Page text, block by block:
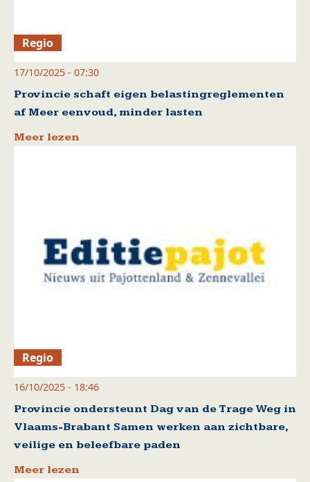
Regio
17/10/2025 - 07:30
Provincie schaft eigen belastingreglementen
af Meer eenvoud, minder lasten
Meer lezen
Regio
16/10/2025 - 18:46
Provincie ondersteunt Dag van de Trage Weg in
Vlaams-Brabant Samen werken aan zichtbare,
veilige en beleefbare paden
Meer lezen